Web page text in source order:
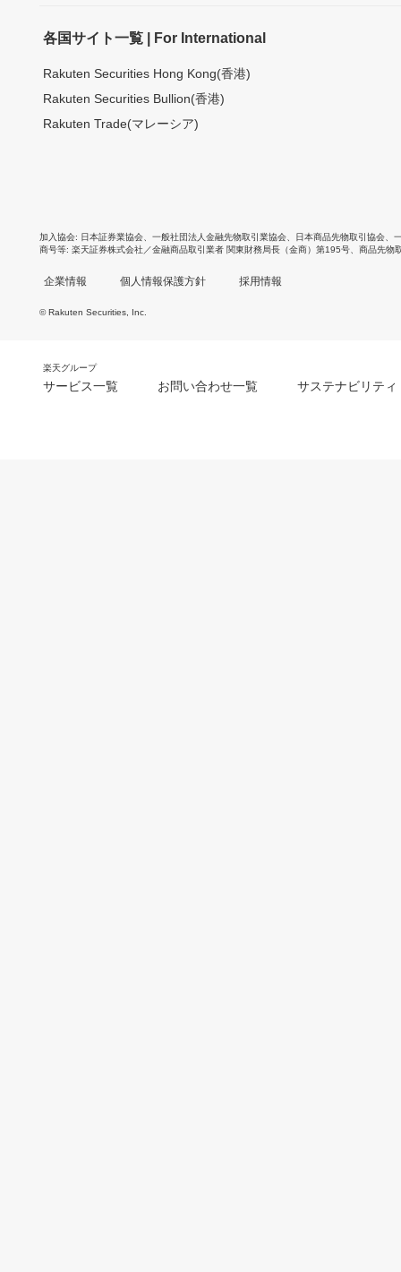
各国サイト一覧 | For International
Rakuten Securities Hong Kong(香港)
Rakuten Securities Bullion(香港)
Rakuten Trade(マレーシア)
加入協会 日本証券業協会 一般社団法人金融先物取引業協会 日本商品先物取引協会
商号等 楽天証券株式会社／金融商品取引業者 関東財務局長（金商）第195号、商品先物
企業情報 個人情報保護方針 採用情報
© Rakuten Securities, Inc.
楽天グループ
サービス一覧 お問い合わせ一覧 サステナビリティ